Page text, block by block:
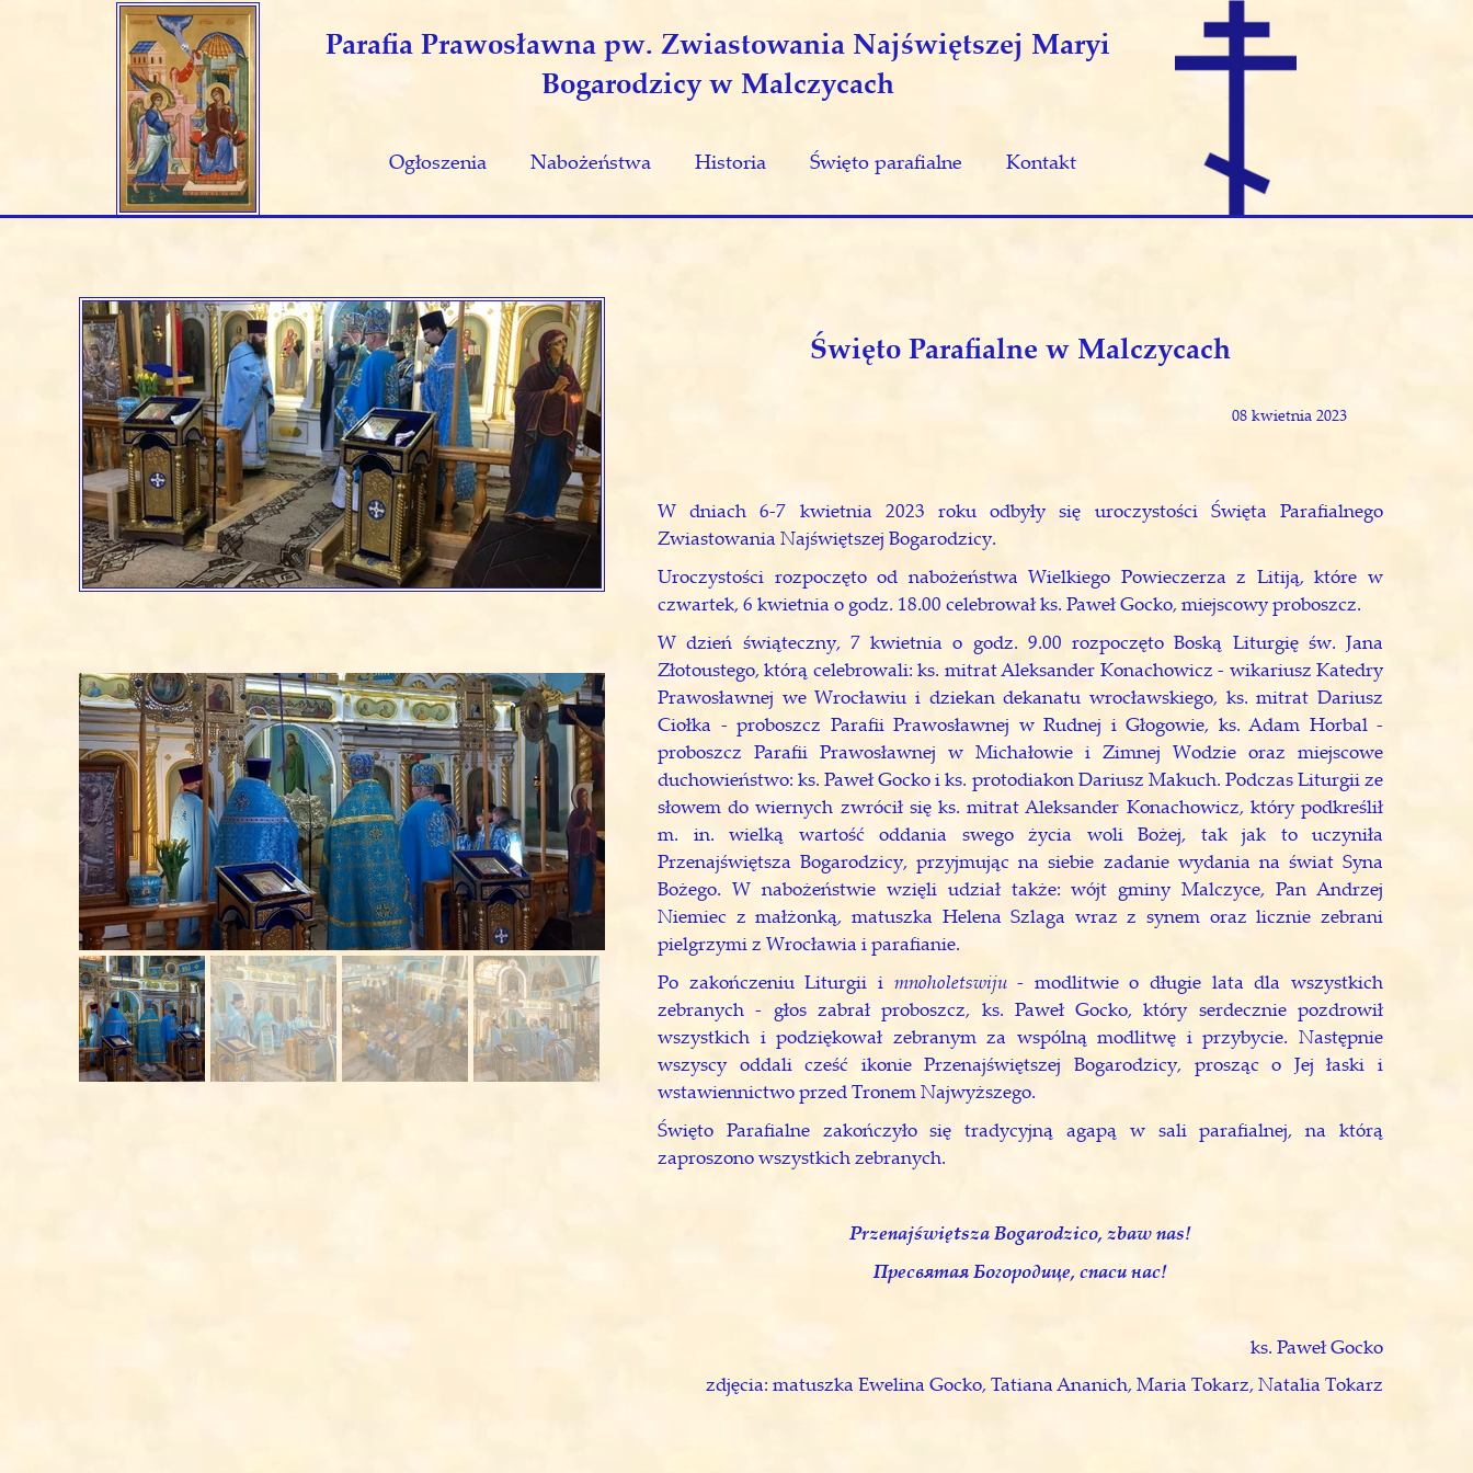
08 kwietnia 2023
Święto Parafialne w Malczycach
W dniach 6-7 kwietnia 2023 roku odbyły się uroczystości Święta Parafialnego
Zwiastowania Najświętszej Bogarodzicy.
Uroczystości rozpoczęto od nabożeństwa Wielkiego Powieczerza z Litiją, które w
czwartek, 6 kwietnia o godz. 18.00 celebrował ks. Paweł Gocko, miejscowy proboszcz.
W dzień świąteczny, 7 kwietnia o godz. 9.00 rozpoczęto Boską Liturgię św. Jana
Złotoustego, którą celebrowali: ks. mitrat Aleksander Konachowicz - wikariusz Katedry
Prawosławnej we Wrocławiu i dziekan dekanatu wrocławskiego, ks. mitrat Dariusz
Ciołka - proboszcz Parafii Prawosławnej w Rudnej i Głogowie, ks. Adam Horbal -
proboszcz Parafii Prawosławnej w Michałowie i Zimnej Wodzie oraz miejscowe
duchowieństwo: ks. Paweł Gocko i ks. protodiakon Dariusz Makuch. Podczas Liturgii ze
słowem do wiernych zwrócił się ks. mitrat Aleksander Konachowicz, który podkreślił
m. in. wielką wartość oddania swego życia woli Bożej, tak jak to uczyniła
Przenajświętsza Bogarodzicy, przyjmując na siebie zadanie wydania na świat Syna
Bożego. W nabożeństwie wzięli udział także: wójt gminy Malczyce, Pan Andrzej
Niemiec z małżonką, matuszka Helena Szlaga wraz z synem oraz licznie zebrani
pielgrzymi z Wrocławia i parafianie.
Po zakończeniu Liturgii i mnoholetswiju- modlitwie o długie lata dla wszystkich
zebranych - głos zabrał proboszcz, ks. Paweł Gocko, który serdecznie pozdrowił
wszystkich i podziękował zebranym za wspólną modlitwę i przybycie. Następnie
wszyscy oddali cześć ikonie Przenajświętszej Bogarodzicy, prosząc o Jej łaski i
wstawiennictwo przed Tronem Najwyższego.
Święto Parafialne zakończyło się tradycyjną agapą w sali parafialnej, na którą
zaproszono wszystkich zebranych.
Przenajświętsza Bogarodzico, zbaw nas!
Пресвятая Богородице, спаси нас!
ks. Paweł Gocko
zdjęcia: matuszka Ewelina Gocko, Tatiana Ananich, Maria Tokarz, Natalia Tokarz
Parafia Prawosławna pw. Zwiastowania Najświętszej Maryi
Bogarodzicy w Malczycach
Ogłoszenia Nabożeństwa Historia Święto parafialne Kontakt